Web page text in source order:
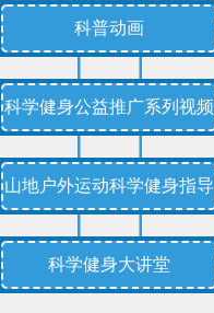
科普动画
科学健身公益推广系列视频
山地户外运动科学健身指导
科学健身大讲堂